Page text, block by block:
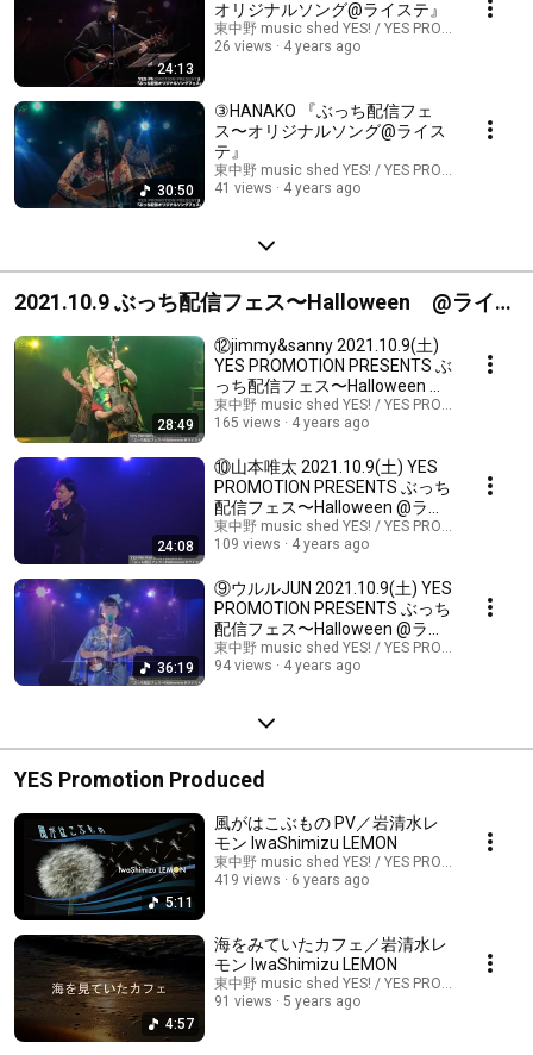
24:13
オリジナルソング@ライステ』
東中野 music shed YES! / YES PROMOTION
26 views
4 years ago
30:50
③HANAKO 『ぶっち配信フェ
ス〜オリジナルソング@ライス
テ』
東中野 music shed YES! / YES PROMOTION
41 views
4 years ago
2021.10.9 ぶっち配信フェス〜Halloween @ライス
テ
28:49
⑫jimmy&sanny 2021.10.9(土)
YES PROMOTION PRESENTS ぶ
っち配信フェス〜Halloween @
ライステ
東中野 music shed YES! / YES PROMOTION
165 views
4 years ago
24:08
⑩山本唯太 2021.10.9(土) YES
PROMOTION PRESENTS ぶっち
配信フェス〜Halloween @ライ
ステ
東中野 music shed YES! / YES PROMOTION
109 views
4 years ago
36:19
⑨ウルルJUN 2021.10.9(土) YES
PROMOTION PRESENTS ぶっち
配信フェス〜Halloween @ライ
ステ
東中野 music shed YES! / YES PROMOTION
94 views
4 years ago
YES Promotion Produced
5:11
風がはこぶもの PV／岩清水レ
モン IwaShimizu LEMON
東中野 music shed YES! / YES PROMOTION
419 views
6 years ago
4:57
海をみていたカフェ／岩清水レ
モン IwaShimizu LEMON
東中野 music shed YES! / YES PROMOTION
91 views
5 years ago